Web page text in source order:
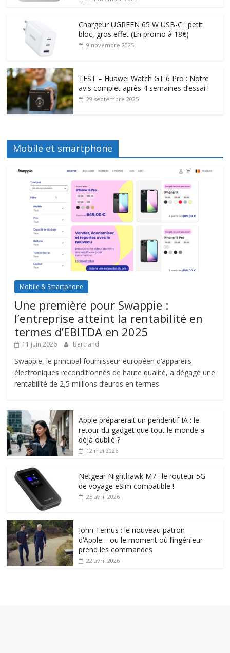
Chargeur UGREEN 65 W USB-C : petit
bloc, gros effet (En promo à 18€)
9 novembre 2025
TEST – Huawei Watch GT 6 Pro : Notre
avis complet après 4 semaines d’essai !
29 septembre 2025
Mobile et smartphone
Mobile & Smartphone
Une première pour Swappie :
l’entreprise atteint la rentabilité en
termes d’EBITDA en 2025
11 juin 2026 Bertrand
Swappie, le principal fournisseur européen d’appareils
électroniques reconditionnés de haute qualité, a dégagé une
rentabilité de 2,5 millions d’euros en termes
Apple préparerait un pendentif IA : le
retour du gadget que tout le monde a
déjà oublié ?
12 mai 2026
Netgear Nighthawk M7 : le routeur 5G
de voyage eSim compatible !
25 avril 2026
John Ternus : le nouveau patron
d’Apple… ou le moment où l’ingénieur
prend les commandes
22 avril 2026